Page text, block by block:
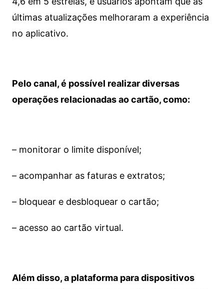
últimas atualizações melhoraram a experiência
no aplicativo.
Pelo canal, é possível realizar diversas
operações relacionadas ao cartão, como:
– monitorar o limite disponível;
– acompanhar as faturas e extratos;
– bloquear e desbloquear o cartão;
– acesso ao cartão virtual.
Além disso, a plataforma para dispositivos